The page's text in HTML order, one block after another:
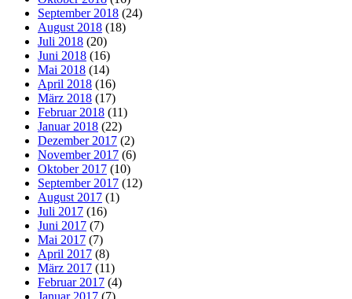
September 2018 (24)
August 2018 (18)
Juli 2018 (20)
Juni 2018 (16)
Mai 2018 (14)
April 2018 (16)
März 2018 (17)
Februar 2018 (11)
Januar 2018 (22)
Dezember 2017 (2)
November 2017 (6)
Oktober 2017 (10)
September 2017 (12)
August 2017 (1)
Juli 2017 (16)
Juni 2017 (7)
Mai 2017 (7)
April 2017 (8)
März 2017 (11)
Februar 2017 (4)
Januar 2017 (7)